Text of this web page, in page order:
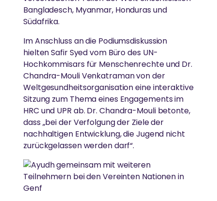
Bangladesch, Myanmar, Honduras und
Südafrika.
Im Anschluss an die Podiumsdiskussion
hielten Safir Syed vom Büro des UN-
Hochkommisars für Menschenrechte und Dr.
Chandra-Mouli Venkatraman von der
Weltgesundheitsorganisation eine interaktive
Sitzung zum Thema eines Engagements im
HRC und UPR ab. Dr. Chandra-Mouli betonte,
dass „bei der Verfolgung der Ziele der
nachhaltigen Entwicklung, die Jugend nicht
zurückgelassen werden darf“.